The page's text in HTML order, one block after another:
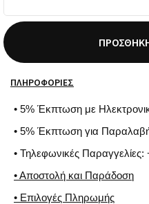
ΠΛΗΡΟΦΟΡΊΕΣ
• 5% Έκπτωση με
• 5% Έκπτωση για
• Τηλεφωνικές
• Αποστολή και Παράδοση
• Επιλογές Πληρωμής